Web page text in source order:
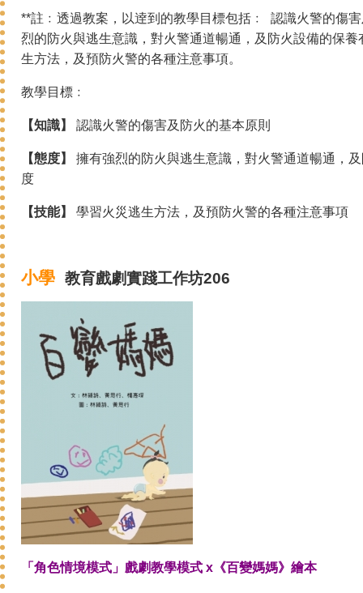
**註﹕透過教案，以逹到的教學目標包括﹕ 認識火警的傷
烈的防火與逃生意識，對火警通道暢通，及防火設備的保
生方法，及預防火警的各種注意事項。
教學目標﹕
【知識】 認識火警的傷害及防火的基本原則
【態度】
擁有強烈的防火與逃生意識，對火警通道暢通，
度
【技能】 學習火災逃生方法，及預防火警的各種注意事項
小學 教育戲劇實踐工作坊206
「角色情境模式 」戲劇教學模式 x《百變媽媽》繪本